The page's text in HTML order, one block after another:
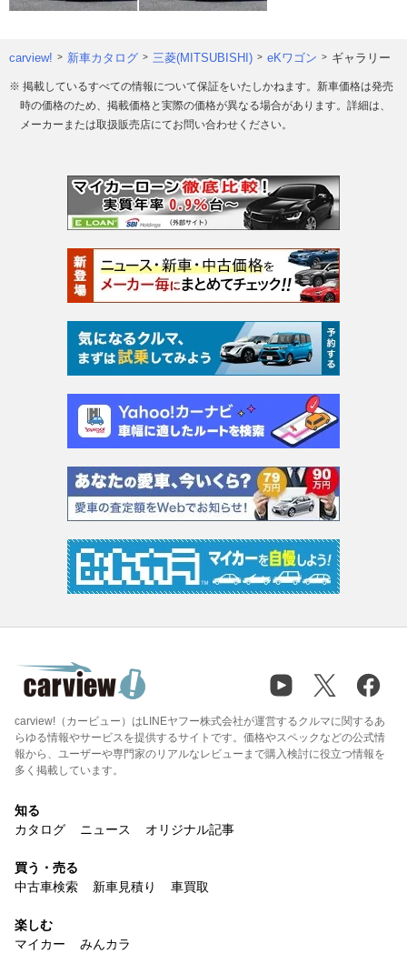
carview! 新車カタログ 三菱(MITSUBISHI) eKワゴン ギャラリー
※ 掲載しているすべての情報について保証をいたしかねます。新車価格は発売
時の価格のため、掲載価格と実際の価格が異なる場合があります。詳細は、
メーカーまたは取扱販売店にてお問い合わせください。
carview!（カービュー）はLINEヤフー株式会社が運営するクルマに関するあ
らゆる情報やサービスを提供するサイトです。価格やスペックなどの公式情
報から、ユーザーや専門家のリアルなレビューまで購入検討に役立つ情報を
多く掲載しています。
知る
カタログ
ニュース オリジナル記事
買う・売る
中古車検索
新車見積り 車買取
楽しむ
マイカー
みんカラ